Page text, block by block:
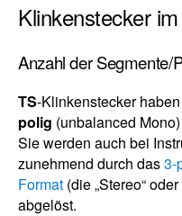
Klinkenstecker
Anzahl der Segmente/
TS-Klinkenstecker
polig (unbalanced Mono)
Sie werden auch bei
zunehmend durch das3-
Format (die „Stereo“
abgelöst.